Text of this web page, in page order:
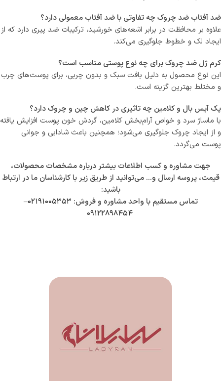
ضد آفتاب ضد چروک چه تفاوتی با ضد آفتاب معمولی دارد؟
علاوه بر محافظت در برابر اشعه‌های خورشید، ترکیبات ضد پیری دارد که از
ایجاد لک و خطوط جلوگیری می‌کند.
کرم ژل ضد چروک برای چه نوع پوستی مناسب است؟
این نوع محصول به دلیل بافت سبک و بدون چربی، برای پوست‌های چرب
و مختلط بهترین گزینه است.
پک آیس بال و کلامین چه تاثیری در کاهش چین و چروک دارد؟
با ماساژ سرد و خواص آرام‌بخش کلامین، گردش خون پوست افزایش یافته
و از ایجاد چروک جلوگیری می‌شود؛ همچنین باعث شادابی و جوانی
پوست می‌گردد.
جهت مشاوره و کسب اطلاعات بیشتر درباره مشخصات محصولات،
قیمت، پروسه ارسال و… می‌توانید از طریق زیر با کارشناسان ما در ارتباط
باشید:
تماس مستقیم با واحد مشاوره و فروش: ۰۲۱۹۱۰۰۵۳۵۳–
۰۹۱۲۲۸۹۸۴۵۴